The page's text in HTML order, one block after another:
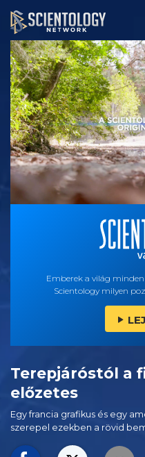
Emberek a világ
Scientology milyen
Terepjáróstól a
előzetes
Egy francia grafikus és egy
szerepel ezekben a rövid